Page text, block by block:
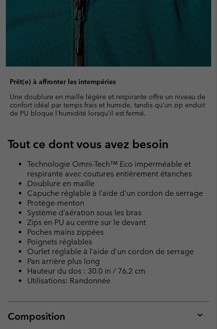
Prêt(e) à affronter les intempéries
Une doublure en maille légère et respirante offre un niveau de
confort idéal par temps frais et humide, tandis qu’un zip enduit
de PU bloque l’humidité lorsqu’il est fermé.
Tout ce dont vous avez besoin
Technologie Omni-Tech™ Eco imperméable et
respirante avec coutures entièrement étanches
Doublure en maille
Capuche réglable à l’aide d’un cordon de serrage
Protège-menton
Système d’aération sous les bras
Zips en PU au centre sur le devant
Poches mains zippées
Poignets réglables
Ourlet réglable à l’aide d’un cordon de serrage
Pan arrière plus long
Hauteur du dos : 30.0 in / 76.2 cm
Utilisations: Randonnée
Composition